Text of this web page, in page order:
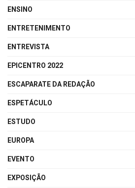
ENSINO
ENTRETENIMENTO
ENTREVISTA
EPICENTRO 2022
ESCAPARATE DA REDAÇÃO
ESPETÁCULO
ESTUDO
EUROPA
EVENTO
EXPOSIÇÃO